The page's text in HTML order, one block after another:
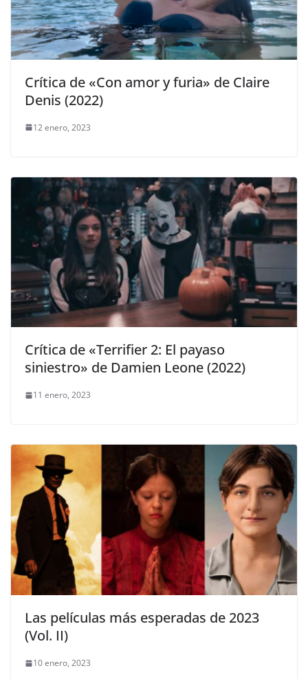
Crítica de «Con amor y furia» de Claire
Denis (2022)
12 enero, 2023
Crítica de «Terrifier 2: El payaso
siniestro» de Damien Leone (2022)
11 enero, 2023
Las películas más esperadas de 2023
(Vol. II)
10 enero, 2023